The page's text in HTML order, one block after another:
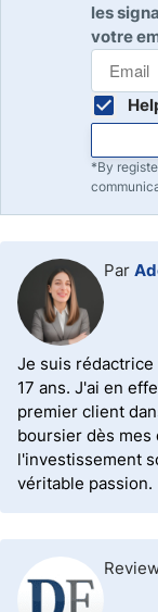
les
votre
*By
Par
Je suis
17 ans. J'ai en
premier client
boursier dès mes
l'investissement
véritable passion.